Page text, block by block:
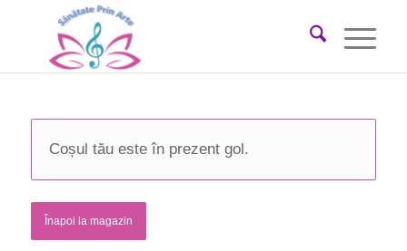
Coșul tău este în prezent gol.
Înapoi la magazin